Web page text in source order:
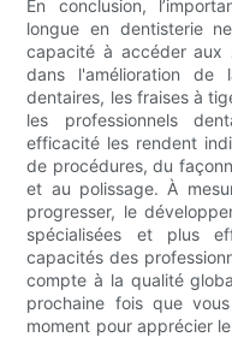
En conclusion,
longue en dentisterie
capacité à accéder aux
dans l'amélioration de
dentaires, les fraises à
les professionnels
efficacité les rendent
de procédures, du
et au polissage. À
progresser, le
spécialisées et plus
capacités des
compte à la qualité
prochaine fois que
moment pour apprécier